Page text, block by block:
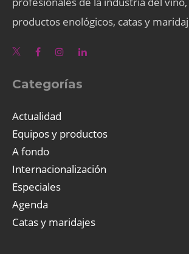
productos enológicos, catas y
Categorías
Actualidad
Equipos y productos
A fondo
Internacionalización
Especiales
Agenda
Catas y maridajes